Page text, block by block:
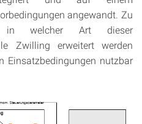
angewandt. Zu
in welcher Art dieser
Zwilling erweitert werden
Einsatzbedingungen nutzbar